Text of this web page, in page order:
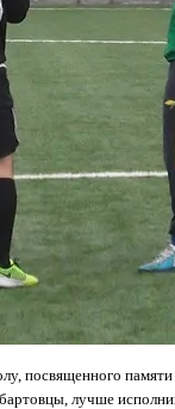
посвященного
лучше